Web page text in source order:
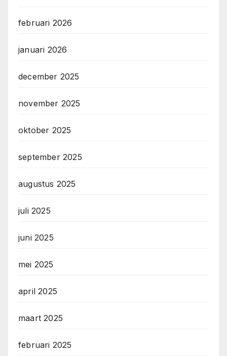
februari 2026
januari 2026
december 2025
november 2025
oktober 2025
september 2025
augustus 2025
juli 2025
juni 2025
mei 2025
april 2025
maart 2025
februari 2025